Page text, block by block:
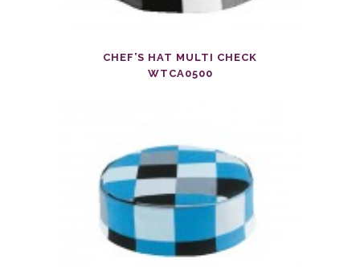
CHEF’S HAT MULTI CHECK
WTCA0500